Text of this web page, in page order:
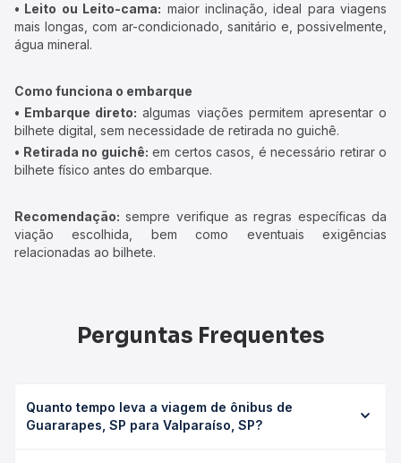
• Leito ou Leito-cama: maior inclinação, ideal para viagens
mais longas, com ar-condicionado, sanitário e, possivelmente,
água mineral.
Como funciona o embarque
• Embarque direto: algumas viações permitem apresentar o
bilhete digital, sem necessidade de retirada no guichê.
• Retirada no guichê: em certos casos, é necessário retirar o
bilhete físico antes do embarque.
Recomendação: sempre verifique as regras específicas da
viação escolhida, bem como eventuais exigências
relacionadas ao bilhete.
Perguntas Frequentes
Quanto tempo leva a viagem de ônibus de
Guararapes, SP para Valparaíso, SP?